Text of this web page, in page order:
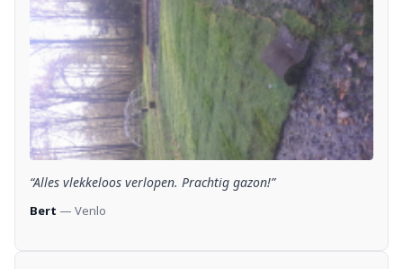
“Alles vlekkeloos verlopen. Prachtig gazon!”
Bert — Venlo